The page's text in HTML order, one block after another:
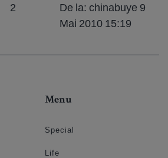
2
De la: chinabuye 9
Mai 2010 15:19
Menu
Special
Life